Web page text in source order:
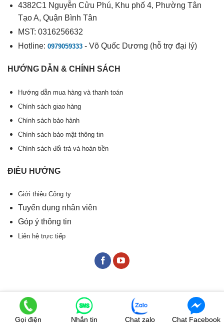
4382C1 Nguyễn Cửu Phú, Khu phố 4, Phường Tân
Tạo A, Quận Bình Tân
MST: 0316256632
Hotline: 0979059333- Võ Quốc Dương (hỗ trợ đại lý)
HƯỚNG DẪN & CHÍNH SÁCH
Hướng dẫn mua hàng và thanh toán
Chính sách giao hàng
Chính sách bảo hành
Chính sách bảo mật thông tin
Chính sách đổi trả và hoàn tiền
ĐIỀU HƯỚNG
Giới thiệu Công ty
Tuyển dụng nhân viên
Góp ý thông tin
Liên hệ trực tiếp
Vận hành website bởi QuangCaoNhanh.vn
Gọi điện Nhắn tin Chat zalo Chat Facebook